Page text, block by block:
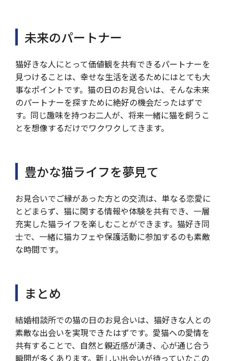
未来のパートナー
猫好きな人にとって価値観を共有できるパートナーを
見つけることは、幸せな生活を送るためにはとても大
事なポイントです。猫の日のお見合いは、そんな未来
のパートナーを探すために絶好の機会だったはずで
す。同じ趣味を持つお二人が、将来一緒に猫を飼うこ
とを想像するだけでワクワクしてきます。
豊かな猫ライフを夢見て
お見合いでご縁があった方との交流は、単なる恋愛に
とどまらず、猫に関する情報や体験を共有でき、一層
充実した猫ライフを楽しむことができます。猫好き同
士で、一緒に猫カフェや保護活動に参加するのも素敵
な時間です。
まとめ
結婚相談所での猫の日のお見合いは、猫好きな人との
素敵な出会いを実現できたはずです。愛猫への愛情を
共有することで、自然と親近感が湧き、心が通じ合う
瞬間が多くあります。新しい出会いが待っていたこの